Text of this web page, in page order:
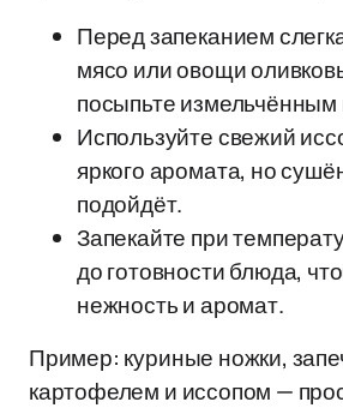
Перед запеканием
мясо или овощи
посыпьте измельчённым
Используйте свежий
яркого аромата, но
подойдёт.
Запекайте при
до готовности блюда,
нежность и аромат.
Пример: куриные ножки,
картофелем и иссопом —